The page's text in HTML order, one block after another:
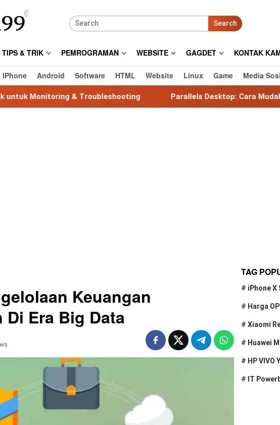
Search
TIPS & TRIK PEMROGRAMAN WEBSITE GAGDET KONTAK
IPhone Android Software HTML Website Linux Game Media
& Troubleshooting Parallels Desktop: Cara Mudah Menjalankan
Keuangan
Di Era Big Data
TAG
# iPhone X
# Harga
#Xiaomi
# Huawei
# HP VIVO
# IT